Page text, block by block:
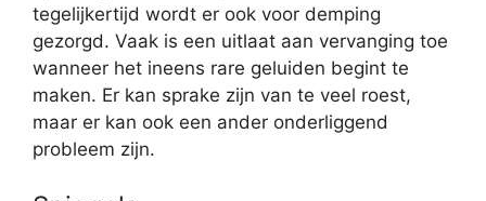
tegelijkertijd wordt er ook voor demping
gezorgd. Vaak is een uitlaat aan vervanging toe
wanneer het ineens rare geluiden begint te
maken. Er kan sprake zijn van te veel roest,
maar er kan ook een ander onderliggend
probleem zijn.